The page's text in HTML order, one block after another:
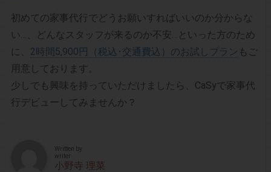
初めての家事代行でどうお願いすればいいのか分からな
い…、どんなスタッフが来るのか不安…といった方のため
に、 2時間5,900円（税込･交通費込）のお試しプラン もご
用意しております。
少しでも興味を持っていただけましたら、CaSyで家事代
行デビューしてみませんか？
Written by
writer
小野寺 理菜